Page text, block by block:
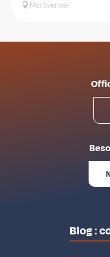
Montvernier
Blog :